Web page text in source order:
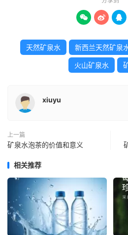
  
天然矿泉水 新西兰天然矿泉
火山矿泉水
xiuyu
上一篇
矿泉水泡茶的价值和意义
相关推荐